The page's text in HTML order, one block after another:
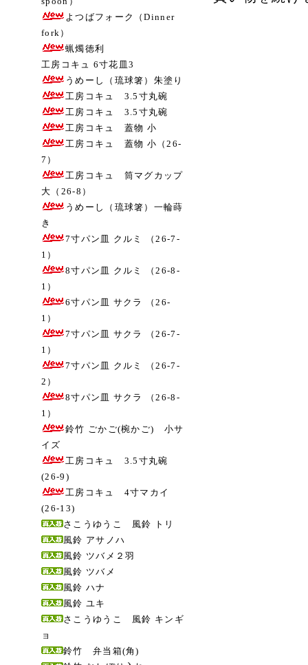
よつばフォーク（Dinner
fork）
蝋燭徳利
工房コキュ 6寸花皿3
うめーし（琉球箸）朱塗り
工房コキュ 3.5寸丸碗
工房コキュ 3.5寸丸碗
工房コキュ 蓋物 小
工房コキュ 蓋物 小（26-
7）
工房コキュ 筒マグカップ
大（26-8）
うめーし（琉球箸）一輪蒔
き
7寸パン皿 クルミ （26-7-
1）
8寸パン皿 クルミ （26-8-
1）
6寸パン皿 サクラ （26-
1）
7寸パン皿 サクラ （26-7-
1）
7寸パン皿 クルミ （26-7-
2）
8寸パン皿 サクラ （26-8-
1）
鈴竹 ごかご(椀かご) 小サ
イズ
工房コキュ 3.5寸丸碗
(26-9)
工房コキュ 4寸マカイ
(26-13)
さこうゆうこ 風鈴 トリ
風鈴 アサノハ
風鈴 ツバメ２羽
風鈴 ツバメ
風鈴 ハナ
風鈴 ユキ
さこうゆうこ 風鈴 キンギ
ョ
鈴竹 弁当箱(角)